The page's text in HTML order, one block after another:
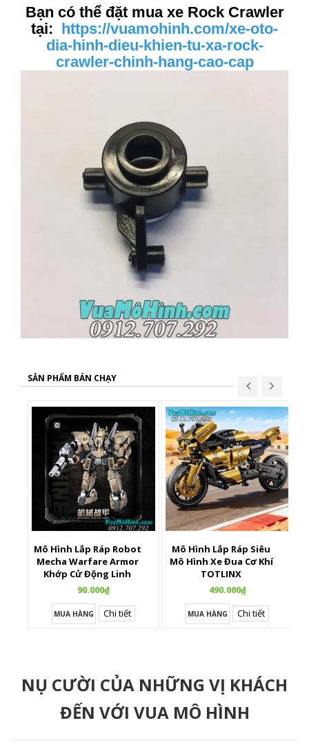
Bạn có thể đặt mua xe Rock Crawler
tại:
https://vuamohinh.com/xe-oto-
dia-hinh-dieu-khien-tu-xa-rock-
crawler-chinh-hang-cao-cap
SẢN PHẨM BÁN CHẠY
Mô Hình Lắp Ráp Robot
Mecha Warfare Armor
Khớp Cử Động Linh
Hoạt
90.000₫
MUA HÀNG Chi tiết
Mô Hình Lắp Ráp Siêu
Mô Hình Xe Đua Cơ Khí
TOTLINX
490.000₫
MUA HÀNG Chi tiết
NỤ CƯỜI CỦA NHỮNG VỊ KHÁCH
ĐẾN VỚI VUA MÔ HÌNH